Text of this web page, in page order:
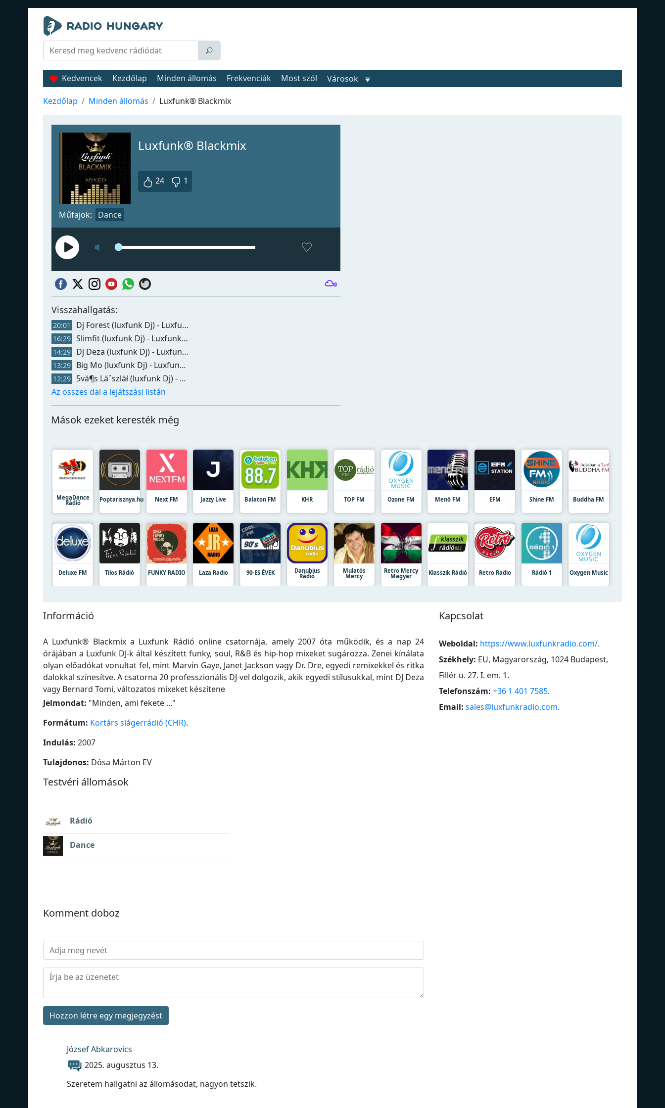
Kedvencek Kezdőlap Minden állomás Frekvenciák Most szól Városok
Kezdőlap Minden állomás Luxfunk® Blackmix
Luxfunk® Blackmix
24 1
Műfajok: Dance
Visszahallgatás:
20:01 Dj Forest (luxfunk Dj) - Luxfunk Blackmix 260131
16:29 Slimfit (luxfunk Dj) - Luxfunk Blackmix 250829 (george Clinton Mix)
14:29 Dj Deza (luxfunk Dj) - Luxfunk Blackmix 260228
13:29 Big Mo (luxfunk Dj) - Luxfunk Blackmix 260320
12:29
5vă¶s Lăˇszlăł (luxfunk Dj) - Luxfunk Blackmix 260306
Az összes dal a lejátszási listán
Mások ezeket keresték még
MegaDance
Rádió Poptarisznya.hu Next FM Jazzy Live Balaton FM KHR TOP FM Ozone FM Menő FM EFM Shine FM Buddha FM
Deluxe FM Tilos Rádió FUNKY RADIO Laza Radio 90-ES ÉVEK Danubius
Rádió
Mulatós
Mercy
Retro Mercy
Magyar Klasszik Rádió Retro Radio Rádió 1 Oxygen Music
Információ
A Luxfunk® Blackmix a Luxfunk Rádió online csatornája, amely 2007 óta működik, és a nap 24
órájában a Luxfunk DJ-k által készített funky, soul, R&B és hip-hop mixeket sugározza. Zenei kínálata
olyan előadókat vonultat fel, mint Marvin Gaye, Janet Jackson vagy Dr. Dre, egyedi remixekkel és ritka
dalokkal színesítve. A csatorna 20 professzionális DJ-vel dolgozik, akik egyedi stílusukkal, mint DJ Deza
vagy Bernard Tomi, változatos mixeket készítene
Jelmondat: "Minden, ami fekete ..."
Formátum: Kortárs slágerrádió (CHR).
Indulás: 2007
Tulajdonos: Dósa Márton EV
Testvéri állomások
Rádió
Dance
Kapcsolat
Weboldal: https://www.luxfunkradio.com/.
Székhely: EU, Magyarország, 1024 Budapest,
Fillér u. 27. I. em. 1.
Telefonszám: +36 1 401 7585.
Email: sales@luxfunkradio.com.
Komment doboz
Hozzon létre egy megjegyzést
József Abkarovics
2025. augusztus 13.
Szeretem hallgatni az állomásodat, nagyon tetszik.